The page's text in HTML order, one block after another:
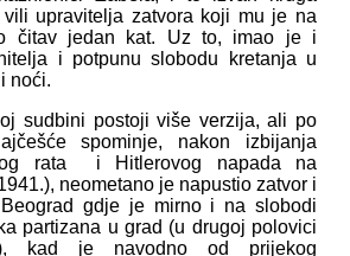
upravitelja zatvora koji mu je na
čitav jedan kat. Uz to, imao je i
i potpunu slobodu kretanja u
noći.
sudbini postoji više verzija, ali po
spominje, nakon izbijanja
rata i Hitlerovog napada na
neometano je napustio zatvor i
gdje je mirno i na slobodi
partizana u grad (u drugoj polovici
kad je navodno od prijekog